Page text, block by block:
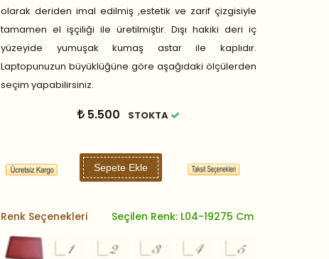
olarak deriden imal edilmiş ,estetik ve zarif çizgisiyle
tamamen el işçiliği ile üretilmiştir. Dışı hakiki deri iç
yüzeyide yumuşak kumaş astar ile kaplıdır.
Laptopunuzun büyüklüğüne göre aşağıdaki ölçülerden
seçim yapabilirsiniz.
5.500 STOKTA
Sepete Ekle
Renk Seçenekleri Seçilen Renk: L04-19275 Cm